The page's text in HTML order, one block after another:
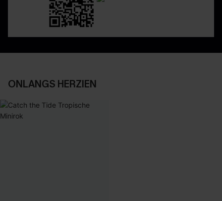
ONLANGS HERZIEN